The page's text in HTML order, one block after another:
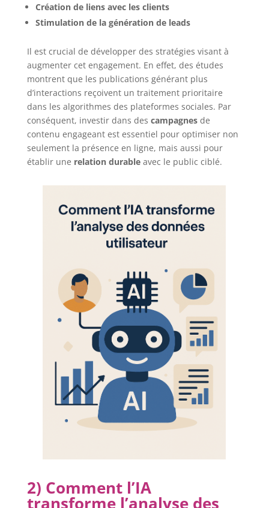
Création de liens avec les clients
Stimulation de la génération de leads
Il est crucial de développer des stratégies visant à
augmenter cet engagement. En effet, des études
montrent que les publications générant plus
d’interactions reçoivent un traitement prioritaire
dans les algorithmes des plateformes sociales. Par
conséquent, investir dans des campagnesde
contenu engageant est essentiel pour optimiser non
seulement la présence en ligne, mais aussi pour
établir une relation durableavec le public ciblé.
2) Comment l’IA
transforme l’analyse des